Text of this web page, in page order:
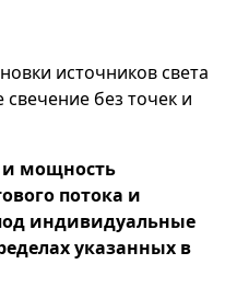
источников света
без точек и
и мощность
потока и
индивидуальные
указанных в